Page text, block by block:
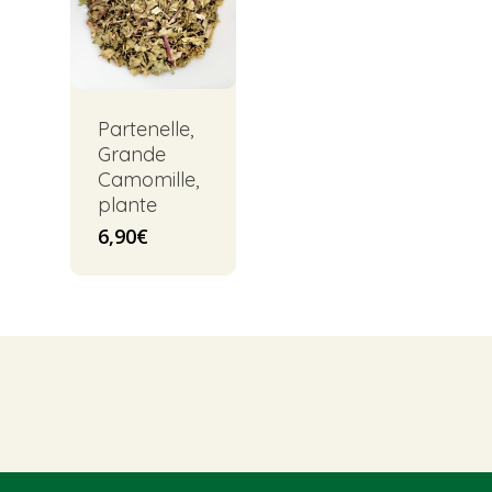
Partenelle,
Grande
Camomille,
plante
6,90€